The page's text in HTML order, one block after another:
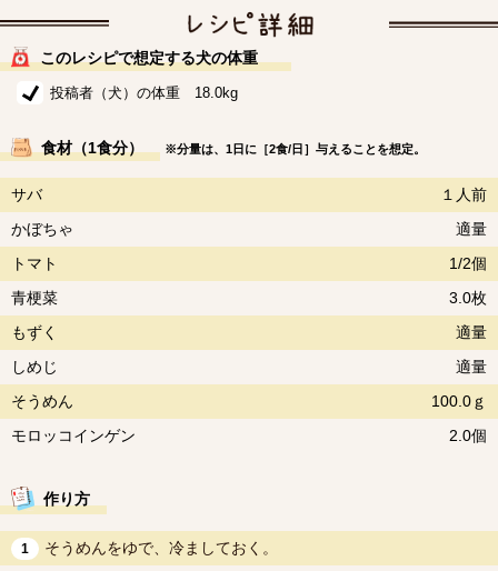
このレシピで想定する犬の体重
投稿者（犬）の体重 18.0kg
食材（1食分） ※分量は、1日に［2食/日］与えることを想定。
サバ
１人前
かぼちゃ
適量
トマト
1/2個
青梗菜
3.0枚
もずく
適量
しめじ
適量
そうめん
100.0ｇ
モロッコインゲン
2.0個
作り方
1 そうめんをゆで、冷ましておく。